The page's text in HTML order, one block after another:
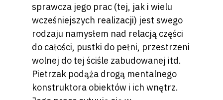
sprawcza jego prac (tej, jak i wielu
wcześniejszych realizacji) jest swego
rodzaju namysłem nad relacją części
do całości, pustki do pełni, przestrzeni
wolnej do tej ściśle zabudowanej itd.
Pietrzak podąża drogą mentalnego
konstruktora obiektów i ich wnętrz.